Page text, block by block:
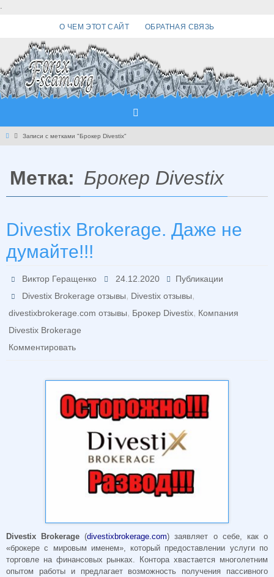
.
О ЧЕМ ЭТОТ САЙТ ОБРАТНАЯ СВЯЗЬ
Главная
Записи с метками "Брокер Divestix"
Метка: Брокер Divestix
Divestix Brokerage. Даже не
думайте!!!
Виктор Геращенко 24.12.2020
Публикации
Divestix Brokerage отзывы, Divestix отзывы,
divestixbrokerage.com отзывы, Брокер Divestix, Компания
Divestix Brokerage
Комментировать
Divestix Brokerage (divestixbrokerage.com) заявляет о себе, как о
«брокере с мировым именем», который предоставлении услуги по
торговле на финансовых рынках. Контора хвастается многолетним
опытом работы и предлагает возможность получения пассивного